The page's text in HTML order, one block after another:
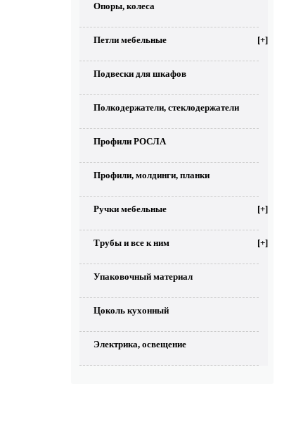
Опоры, колеса
Петли мебельные [+]
Подвески для шкафов
Полкодержатели, стеклодержатели
Профили РОСЛА
Профили, молдинги, планки
Ручки мебельные [+]
Трубы и все к ним [+]
Упаковочный материал
Цоколь кухонный
Электрика, освещение